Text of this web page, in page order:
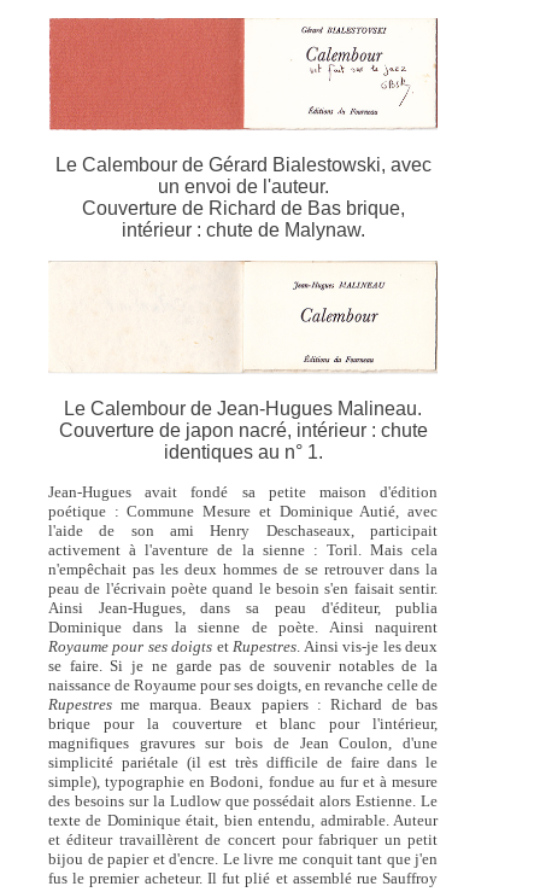
Le Calembour de Gérard Bialestowski, avec
un envoi de l'auteur.
Couverture de Richard de Bas brique,
intérieur : chute de Malynaw.
Le Calembour de Jean-Hugues Malineau.
Couverture de japon nacré, intérieur : chute
identiques au n° 1.
Jean-Hugues avait fondé sa petite maison d'édition
poétique : Commune Mesure et Dominique Autié, avec
l'aide de son ami Henry Deschaseaux, participait
activement à l'aventure de la sienne : Toril. Mais cela
n'empêchait pas les deux hommes de se retrouver dans la
peau de l'écrivain poète quand le besoin s'en faisait sentir.
Ainsi Jean-Hugues, dans sa peau d'éditeur, publia
Dominique dans la sienne de poète. Ainsi naquirent
Royaume pour ses doigts etRupestres. Ainsi vis-je les deux
se faire. Si je ne garde pas de souvenir notables de la
naissance de Royaume pour ses doigts, en revanche celle de
Rupestresme marqua. Beaux papiers : Richard de bas
brique pour la couverture et blanc pour l'intérieur,
magnifiques gravures sur bois de Jean Coulon, d'une
simplicité pariétale (il est très difficile de faire dans le
simple), typographie en Bodoni, fondue au fur et à mesure
des besoins sur la Ludlow que possédait alors Estienne. Le
texte de Dominique était, bien entendu, admirable. Auteur
et éditeur travaillèrent de concert pour fabriquer un petit
bijou de papier et d'encre. Le livre me conquit tant que j'en
fus le premier acheteur. Il fut plié et assemblé rue Sauffroy